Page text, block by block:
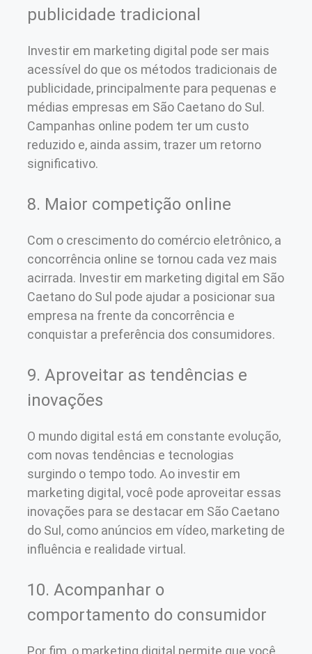
publicidade tradicional
Investir em marketing digital pode ser mais
acessível do que os métodos tradicionais de
publicidade, principalmente para pequenas e
médias empresas em São Caetano do Sul.
Campanhas online podem ter um custo
reduzido e, ainda assim, trazer um retorno
significativo.
8. Maior competição online
Com o crescimento do comércio eletrônico, a
concorrência online se tornou cada vez mais
acirrada. Investir em marketing digital em São
Caetano do Sul pode ajudar a posicionar sua
empresa na frente da concorrência e
conquistar a preferência dos consumidores.
9. Aproveitar as tendências e
inovações
O mundo digital está em constante evolução,
com novas tendências e tecnologias
surgindo o tempo todo. Ao investir em
marketing digital, você pode aproveitar essas
inovações para se destacar em São Caetano
do Sul, como anúncios em vídeo, marketing de
influência e realidade virtual.
10. Acompanhar o
comportamento do consumidor
Por fim, o marketing digital permite que você